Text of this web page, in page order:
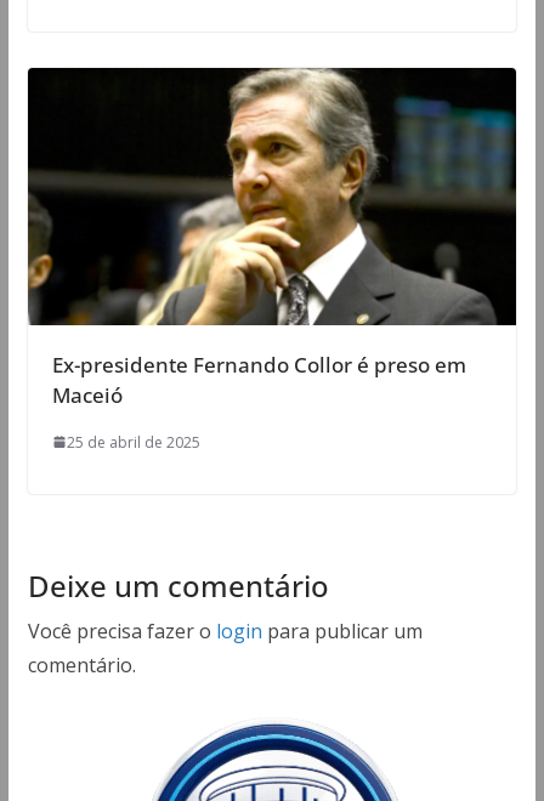
Ex-presidente Fernando Collor é preso em
Maceió
25 de abril de 2025
Deixe um comentário
Você precisa fazer o login para publicar um
comentário.